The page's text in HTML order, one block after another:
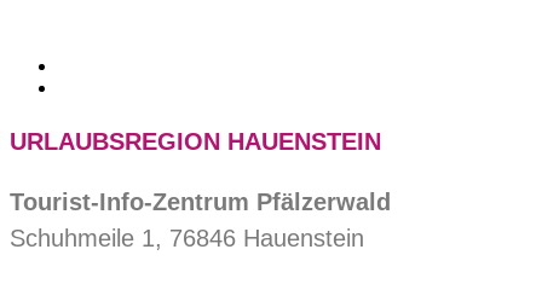
URLAUBSREGION HAUENSTEIN
Tourist-Info-Zentrum Pfälzerwald
Schuhmeile 1, 76846 Hauenstein